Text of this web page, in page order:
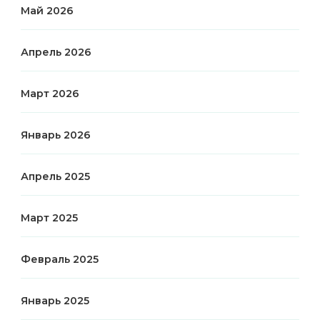
Май 2026
Апрель 2026
Март 2026
Январь 2026
Апрель 2025
Март 2025
Февраль 2025
Январь 2025